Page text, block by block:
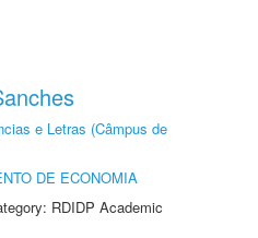
e Letras (Câmpus de
DE ECONOMIA
RDIDP Academic